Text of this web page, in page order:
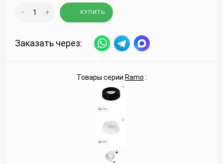
- + КУПИТЬ
Заказать через:
Товары серии Ramo :